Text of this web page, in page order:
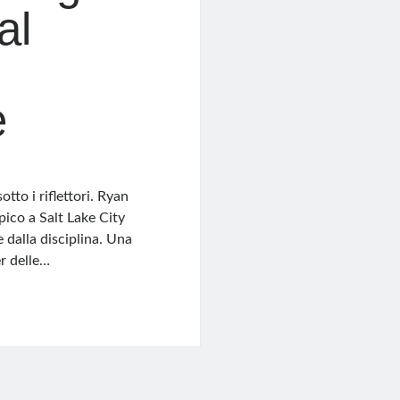
i riflettori. Ryan
a Salt Lake City
dalla disciplina. Una
delle…